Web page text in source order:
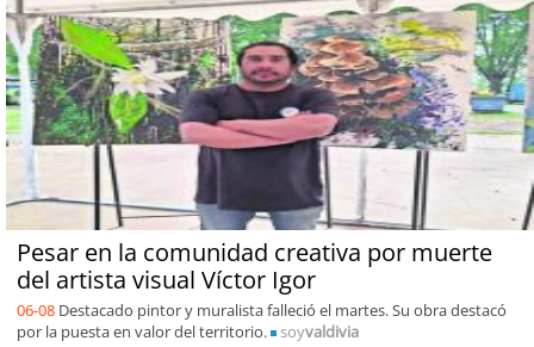
Pesar en la comunidad creativa por muerte
del artista visual Víctor Igor
06-08 Destacado pintor y muralista falleció el martes. Su obra destacó
por la puesta en valor del territorio.
soyvaldivia